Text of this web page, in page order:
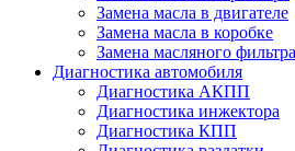
Замена масла в двигателе
Замена масла в коробке
Замена масляного фильтра
Диагностика автомобиля
Диагностика АКПП
Диагностика инжектора
Диагностика КПП